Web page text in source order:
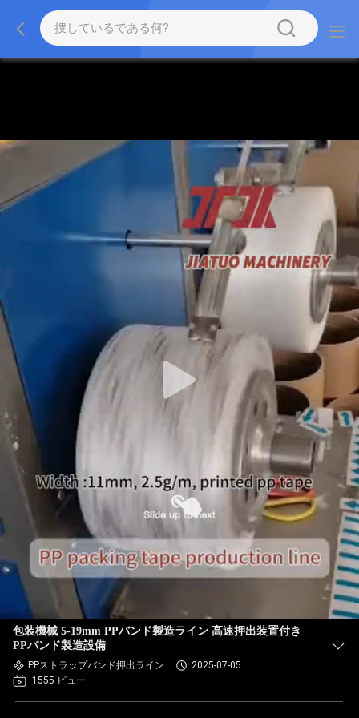
包装機械 5-19mm PPバンド製造ライン 高速押出装置付き
PPバンド製造設備
PPストラップバンド押出ライン
2025-07-05
1555 ビュー